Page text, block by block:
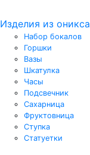
Изделия из оникса
Набор бокалов
Горшки
Вазы
Шкатулка
Часы
Подсвечник
Сахарница
Фруктовница
Ступка
Статуетки